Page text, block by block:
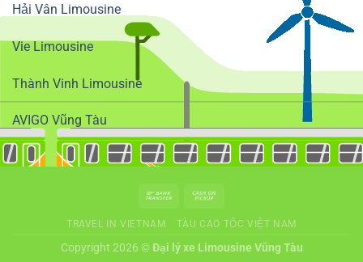
Hải Vân Limousine
Vie Limousine
Thành Vinh Limousine
AVIGO Vũng Tàu
TRAVEL IN VIETNAM TÀU CAO TỐC VIỆT NAM
Copyright 2026 ©Đại lý xe Limousine Vũng Tàu